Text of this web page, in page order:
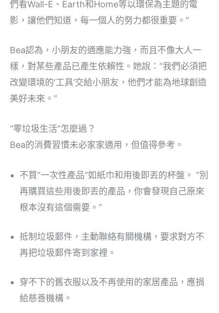
們看Wall-E、Earth和Home等以環保為主題的電
影，讓他們知道，每一個人的努力都很重要。”
Bea認為，小朋友的適應能力強，而且不像大人一
樣，對某些產品已產生依賴性。她說：“我們必須把
改變環境的‘工具’交給小朋友，他們才能為地球創造
美好未來。”
“零垃圾生活”怎麼過？
Bea的消費習慣未必家家適用，但值得參考。
不買“一次性產品”如紙巾和用後即丟的杯盤。 “別
再購買這些用後即丟的產品，你會發現自己原來
根本沒有這個需要。”
抵制垃圾郵件，主動聯絡有關機構，要求對方不
再把垃圾郵件寄到家裡。
穿不下的舊衣服以及不再使用的家居產品，應捐
給慈善機構。